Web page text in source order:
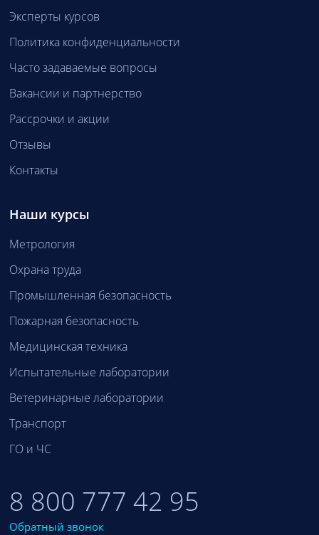
Эксперты курсов
Политика конфиденциальности
Часто задаваемые вопросы
Вакансии и партнерство
Рассрочки и акции
Отзывы
Контакты
Наши курсы
Метрология
Охрана труда
Промышленная безопасность
Пожарная безопасность
Медицинская техника
Испытательные лаборатории
Ветеринарные лаборатории
Транспорт
ГО и ЧС
8 800 777 42 95
Обратный звонок